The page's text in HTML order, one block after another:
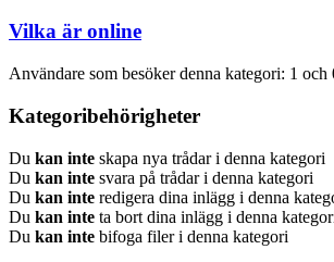
Vilka är online
Användare som besöker denna kategori: 1 och
Kategoribehörigheter
Du kan inte skapa nya trådar i denna kategori
Du kan inte svara på trådar i denna kategori
Du kan inte redigera dina inlägg i denna
Du kan inte ta bort dina inlägg i denna
Du kan inte bifoga filer i denna kategori